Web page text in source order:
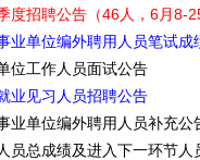
度招聘公告（46人，6月8-
业单位编外聘用人员笔试成
位工作人员面试公告
业见习人员招聘公告
业单位编外聘用人员补充公
员总成绩及进入下一环节人